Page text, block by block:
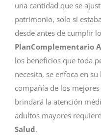
una cantidad que se
patrimonio, solo si
desde antes de cumplir
PlanComplementario
los beneficios que toda
necesita, se enfoca en
compañía de los
brindará la atención
adultos mayores
Salud.